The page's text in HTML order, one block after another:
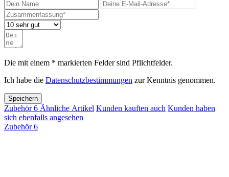
Die mit einem * markierten Felder sind Pflichtfelder.
Ich habe die Datenschutzbestimmungen zur Kenntnis genommen.
Speichern
Zubehör6 Ähnliche Artikel Kunden kauften auch Kunden haben
sich ebenfalls angesehen
Zubehör6